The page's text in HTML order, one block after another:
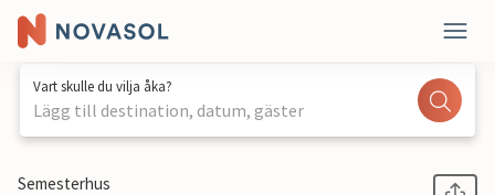
Vart skulle du vilja åka?
Lägg till destination, datum, gäster
1 / 24
Semesterhus